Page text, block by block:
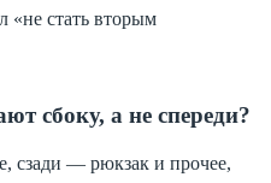
стать вторым
сбоку, а не спереди?
сзади — рюкзак и прочее,